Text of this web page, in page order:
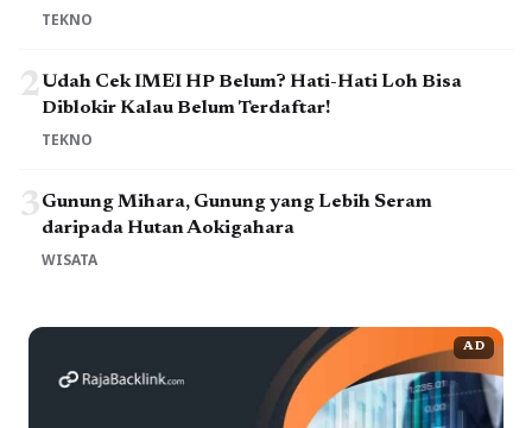
TEKNO
2Udah Cek IMEI HP Belum? Hati-Hati Loh Bisa
Diblokir Kalau Belum Terdaftar!
TEKNO
3Gunung Mihara, Gunung yang Lebih Seram
daripada Hutan Aokigahara
WISATA
AD